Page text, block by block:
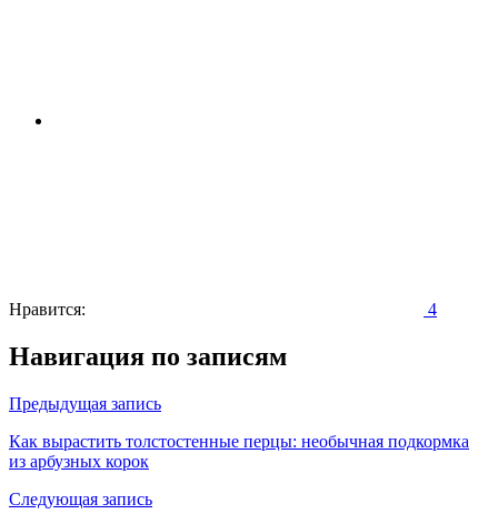
Нравится: 4
Навигация по записям
Предыдущая запись
Как вырастить толстостенные перцы: необычная подкормка
из арбузных корок
Следующая запись